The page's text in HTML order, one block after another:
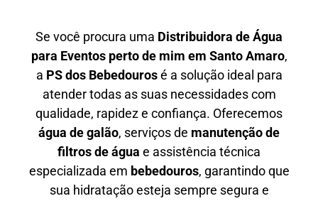
Se você procura uma Distribuidora de Água
para Eventos perto de mim em Santo Amaro,
a PS dos Bebedourosé a solução ideal para
atender todas as suas necessidades com
qualidade, rapidez e confiança. Oferecemos
água de galão, serviços de manutenção de
filtros de água e assistência técnica
especializada em bebedouros, garantindo que
sua hidratação esteja sempre segura e